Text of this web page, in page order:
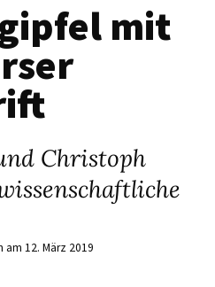
mit
Christoph
12. März 2019